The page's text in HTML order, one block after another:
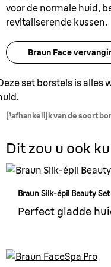
voor de normale huid,
revitaliserende kussen.
Braun Face
set borstels is alles
(¹afhankelijk van de soort
Dit zou u ook
Braun Silk-épil Beauty Set
Perfect gladde